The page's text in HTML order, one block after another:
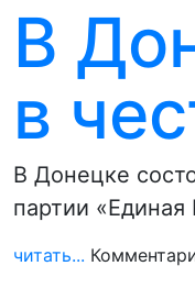
В
в
В Донецке
партии
читать...